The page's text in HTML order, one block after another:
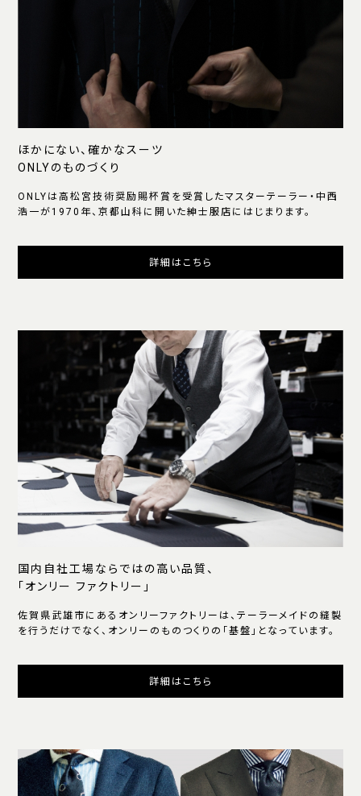
ほかにない、確かなスーツ
ONLYのものづくり
ONLYは高松宮技術奨励賜杯賞を受賞したマスターテーラー・中西
浩一が1970年、京都山科に開いた紳士服店にはじまります。
詳細はこちら
国内自社工場ならではの高い品質、
「オンリー ファクトリー」
佐賀県武雄市にあるオンリーファクトリーは、テーラーメイドの縫製
を行うだけでなく、オンリーのものつくりの「基盤」となっています。
詳細はこちら